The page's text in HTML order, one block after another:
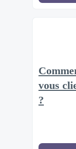
vous
?